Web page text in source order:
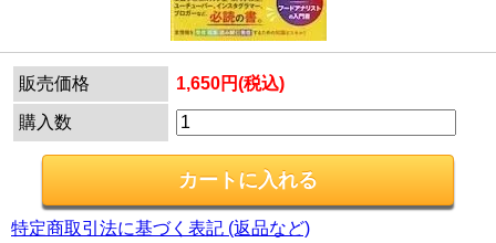
販売価格 1,650円(税込)
購入数
特定商取引法に基づく表記 (返品など)